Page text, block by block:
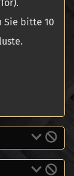
Sie bitte 10